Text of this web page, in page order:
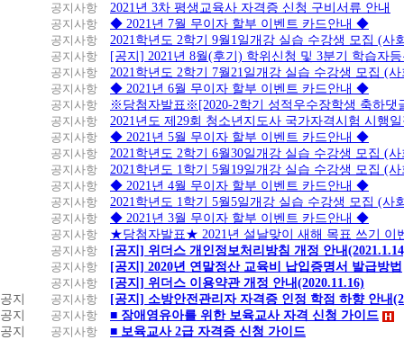
공지사항
2021년 3차 평생교육사 자격증 신청 구비서류 안내
공지사항
◆ 2021년 7월 무이자 할부 이벤트 카드안내 ◆
공지사항
2021학년도 2학기 9월1일개강 실습 수강생 모집 (사
공지사항
[공지] 2021년 8월(후기) 학위신청 및 3분기 학습자
공지사항
2021학년도 2학기 7월21일개강 실습 수강생 모집 (
공지사항
◆ 2021년 6월 무이자 할부 이벤트 카드안내 ◆
공지사항
※당첨자발표※[2020-2학기 성적우수장학생 축하댓
공지사항
2021년도 제29회 청소년지도사 국가자격시험 시행
공지사항
◆ 2021년 5월 무이자 할부 이벤트 카드안내 ◆
공지사항
2021학년도 2학기 6월30일개강 실습 수강생 모집 (
공지사항
2021학년도 1학기 5월19일개강 실습 수강생 모집 (
공지사항
◆ 2021년 4월 무이자 할부 이벤트 카드안내 ◆
공지사항
2021학년도 1학기 5월5일개강 실습 수강생 모집 (사
공지사항
◆ 2021년 3월 무이자 할부 이벤트 카드안내 ◆
공지사항
★당첨자발표★ 2021년 설날맞이 새해 목표 쓰기 이
공지사항
[공지] 위더스 개인정보처리방침 개정 안내
공지사항
[공지] 2020년 연말정산 교육비 납입증명서 발급방법
공지사항
[공지] 위더스 이용약관 개정 안내(2020.11.16)
공지
공지사항
[공지] 소방안전관리자 자격증 인정 학점 하향 안내
공지
공지사항
■ 장애영유아를 위한 보육교사 자격 신청 가이드
공지
공지사항
■ 보육교사 2급 자격증 신청 가이드